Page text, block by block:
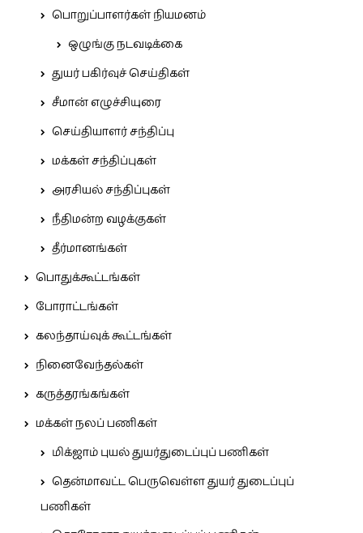
பொறுப்பாளர்கள் நியமனம்
ஒழுங்கு நடவடிக்கை
துயர் பகிர்வுச் செய்திகள்
சீமான் எழுச்சியுரை
செய்தியாளர் சந்திப்பு
மக்கள் சந்திப்புகள்
அரசியல் சந்திப்புகள்
நீதிமன்ற வழக்குகள்
தீர்மானங்கள்
பொதுக்கூட்டங்கள்
போராட்டங்கள்
கலந்தாய்வுக் கூட்டங்கள்
நினைவேந்தல்கள்
கருத்தரங்கங்கள்
மக்கள் நலப் பணிகள்
மிக்ஜாம் புயல் துயர்துடைப்புப் பணிகள்
தென்மாவட்ட பெருவெள்ள துயர் துடைப்புப்
பணிகள்